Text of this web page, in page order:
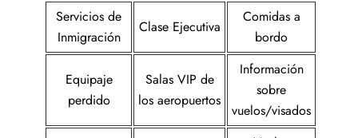
Servicios de
Inmigración
Clase Ejecutiva
Comidas a
bordo
Equipaje
perdido
Salas VIP de
los aeropuertos
Información
sobre
vuelos/visados